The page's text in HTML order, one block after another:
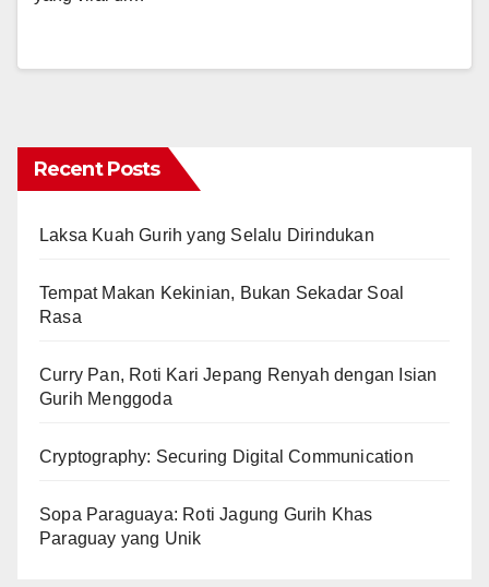
Recent Posts
Laksa Kuah Gurih yang Selalu Dirindukan
Tempat Makan Kekinian, Bukan Sekadar Soal
Rasa
Curry Pan, Roti Kari Jepang Renyah dengan Isian
Gurih Menggoda
Cryptography: Securing Digital Communication
Sopa Paraguaya: Roti Jagung Gurih Khas
Paraguay yang Unik